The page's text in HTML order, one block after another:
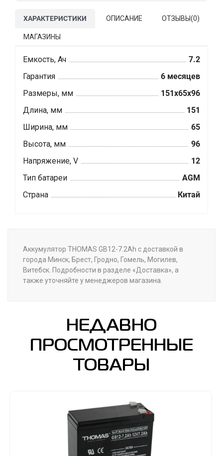
ХАРАКТЕРИСТИКИ ОПИСАНИЕ ОТЗЫВЫ(0)
МАГАЗИНЫ
Емкость, Ач
7.2
Гарантия
6 месяцев
Размеры, мм
151x65x96
Длина, мм
151
Ширина, мм
65
Высота, мм
96
Напряжение, V
12
Тип батареи
AGM
Страна
Китай
Аккумулятор THOMAS GB12-7.2Ah с доставкой в
города Минск, Брест, Гродно, Гомель, Могилев,
Витебск. Подробности в разделе «Доставка», а
также уточняйте у менеджеров магазина.
НЕДАВНО
ПРОСМОТРЕННЫЕ
ТОВАРЫ